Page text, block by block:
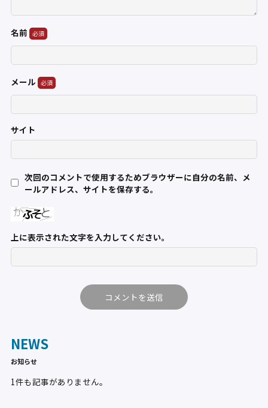
名前
メール
サイト
次回のコメントで使用するためブラウザーに自分の名前、メ
ールアドレス、サイトを保存する。
上に表示された文字を入力してください。
NEWS
お知らせ
1件も記事がありません。